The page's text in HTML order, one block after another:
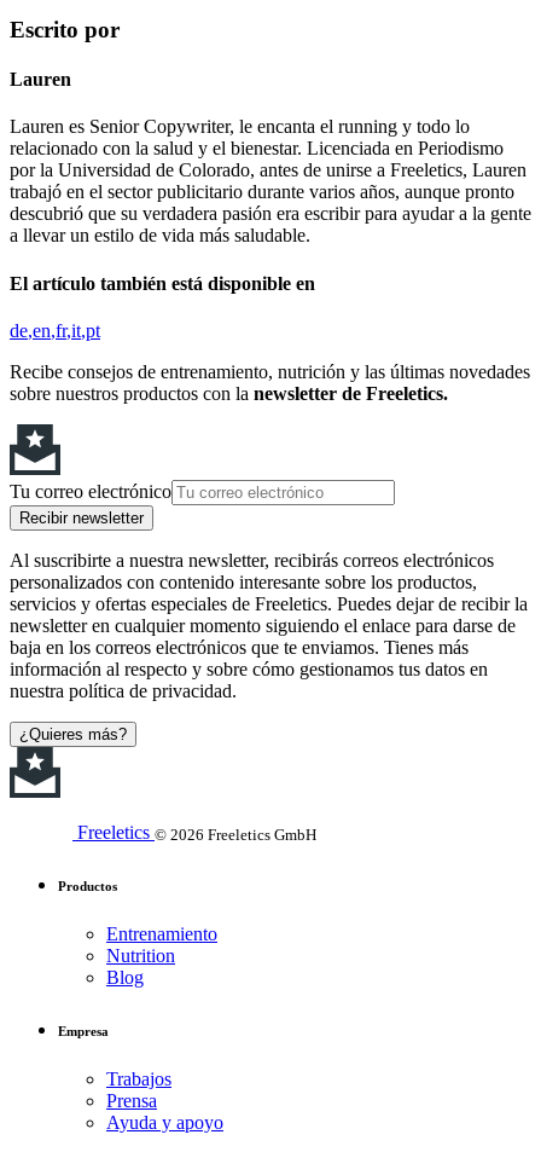
Escrito por
Lauren
Lauren es Senior Copywriter, le encanta el running y todo lo
relacionado con la salud y el bienestar. Licenciada en Periodismo
por la Universidad de Colorado, antes de unirse a Freeletics, Lauren
trabajó en el sector publicitario durante varios años, aunque pronto
descubrió que su verdadera pasión era escribir para ayudar a la gente
a llevar un estilo de vida más saludable.
El artículo también está disponible en
de en fr it pt
Recibe consejos de entrenamiento, nutrición y las últimas novedades
sobre nuestros productos con la newsletter de Freeletics.
Tu correo electrónico
Recibir newsletter
Al suscribirte a nuestra newsletter, recibirás correos electrónicos
personalizados con contenido interesante sobre los productos,
servicios y ofertas especiales de Freeletics. Puedes dejar de recibir la
newsletter en cualquier momento siguiendo el enlace para darse de
baja en los correos electrónicos que te enviamos. Tienes más
información al respecto y sobre cómo gestionamos tus datos en
nuestra política de privacidad.
¿Quieres más?
Freeletics © 2026 Freeletics GmbH
Productos
Entrenamiento
Nutrition
Blog
Empresa
Trabajos
Prensa
Ayuda y apoyo